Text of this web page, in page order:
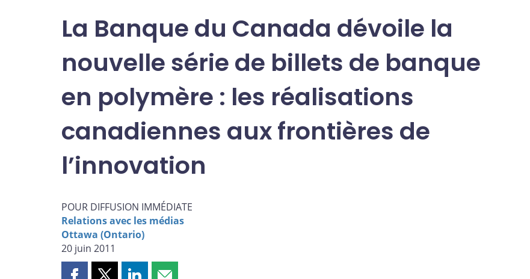
La Banque du Canada dévoile la
nouvelle série de billets de banque
en polymère : les réalisations
canadiennes aux frontières de
l’innovation
POUR DIFFUSION IMMÉDIATE
Relations avec les médias
Ottawa (Ontario)
20 juin 2011